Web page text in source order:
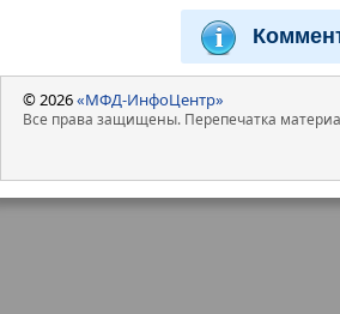
© 2026«МФД-ИнфоЦентр»
Все права защищены. Перепечатка